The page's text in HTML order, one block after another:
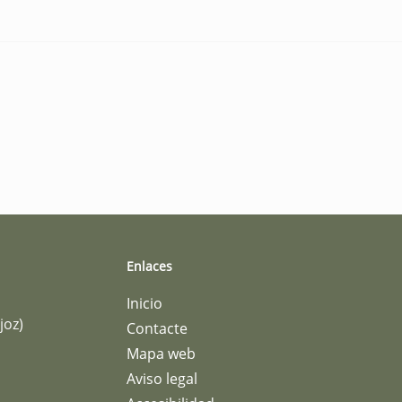
Enlaces
Inicio
Contacte
Mapa web
Aviso legal